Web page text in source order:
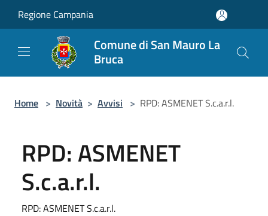
Regione Campania
Comune di San Mauro La
Bruca
Home > Novità > Avvisi > RPD: ASMENET S.c.a.r.l.
RPD: ASMENET
S.c.a.r.l.
RPD: ASMENET S.c.a.r.l.